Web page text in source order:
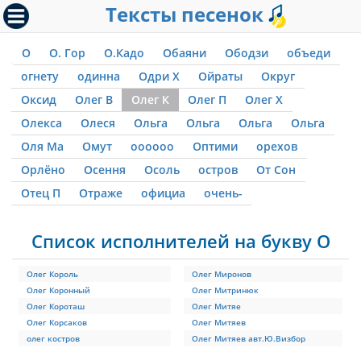
Тексты песенок
О О. Гор О.Кадо Обаяни Ободзи
объеди
огнету
одинна Одри Х Ойраты
Округ
Оксид
Олег В Олег К Олег П
Олег Х
Олекса
Олеся Ольга Ольга Ольга
Ольга
Оля Ма
Омут оооооо Оптими
орехов
Орлёно
Осення Осоль остров
От Сон
Отец П
Отраже официа очень-
Список исполнителей на букву О
Олег Король
Олег Коронный
Олег Короташ
Олег Корсаков
олег костров
Олег Миронов
Олег Митринюк
Олег Митяе
Олег Митяев
Олег Митяев авт.Ю.Визбор